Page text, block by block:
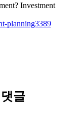
Investment
planning3389
글